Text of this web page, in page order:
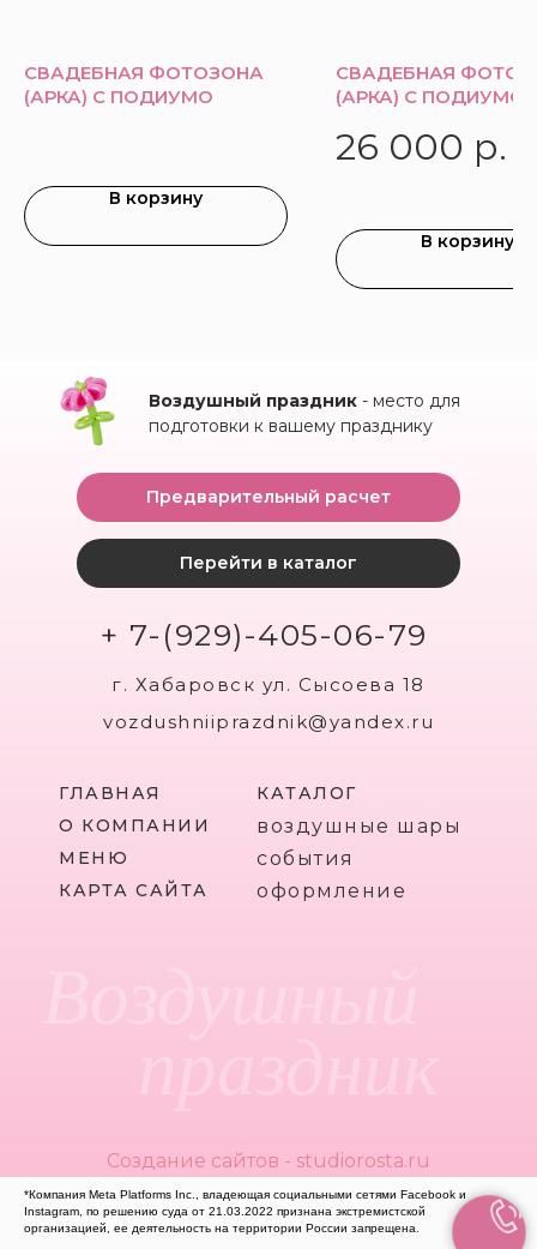
СВАДЕБНАЯ ФОТОЗОНА
(АРКА) С ПОДИУМО
В корзину
СВАДЕБНАЯ
(АРКА) С
26 000 р.
В корзину
Воздушный праздник - место для
подготовки к вашему празднику
ГЛАВНАЯ
Создание сайтов - studiorosta.ru
Перейти в каталог
Предварительный расчет
+ 7-(929)-405-06-79
г. Хабаровск ул. Сысоева 18
vozdushniiprazdnik@yandex.ru
О КОМПАНИИ
КАРТА САЙТА
МЕНЮ
КАТАЛОГ
воздушные шары
события
оформление
*Компания Meta Platforms Inc., владеющая социальными сетями Facebook и
Instagram, по решению суда от 21.03.2022 признана экстремистской
организацией, ее деятельность на территории России запрещена.